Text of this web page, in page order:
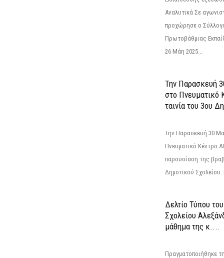
Αναλυτικά Σε
προχώρησε ο
Πρωτοβάθμιας
26 Μάη 2025...
Την Παρασκευή
στο Πνευματικό
ταινία του 3ου
Την Παρασκευή 30
Πνευματικό Κέντρο
παρουσίαση της
Δημοτικού Σχολείου.
Δελτίο Τύπου
Σχολείου
μάθημα της κ....
Πραγματοποιήθηκε